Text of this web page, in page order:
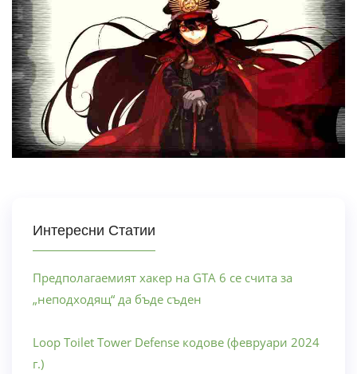
Интересни Статии
Предполагаемият хакер на GTA 6 се счита за
„неподходящ“ да бъде съден
Loop Toilet Tower Defense кодове (февруари 2024
г.)